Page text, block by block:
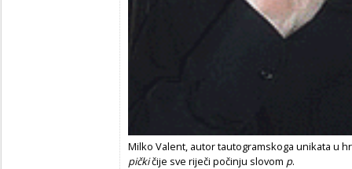
Milko Valent, autor tautogramskoga unikata u
pičkičije sve riječi počinju slovom p.